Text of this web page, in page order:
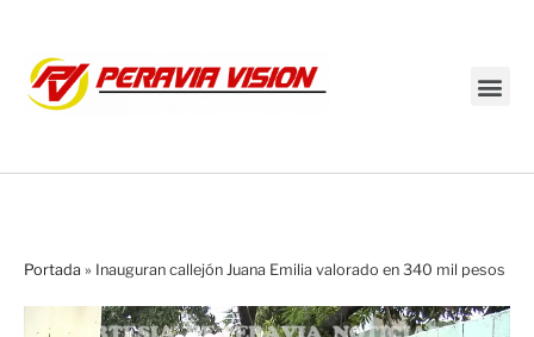
Portada » Inauguran callejón Juana Emilia valorado en 340 mil pesos